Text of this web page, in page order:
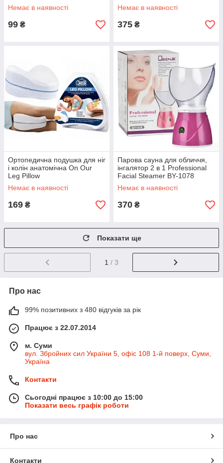
Немає в наявності
99 ₴
Немає в наявності
375 ₴
Ортопедична подушка для ніг
і колін анатомічна On Our
Leg Pillow
Немає в наявності
169 ₴
Парова сауна для обличчя,
інгалятор 2 в 1 Professional
Facial Steamer BY-1078
Osenjie Рожева
Немає в наявності
370 ₴
Показати ще
1 / 3
Про нас
99% позитивних з 480 відгуків за рік
Працює з 22.07.2014
м. Суми
вул. Збройних сил України 5, офіс 108 1-й поверх, Суми,
Україна
Контакти
Сьогодні працює з 10:00 до 15:00
Показати весь графік роботи
Про нас
Контакти